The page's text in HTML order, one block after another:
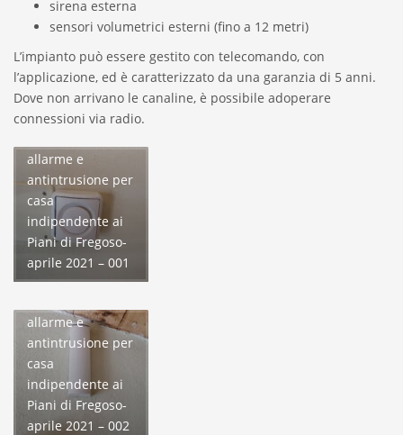
sirena esterna
sensori volumetrici esterni (fino a 12 metri)
L’impianto può essere gestito con telecomando, con
l’applicazione, ed è caratterizzato da una garanzia di 5 anni.
Dove non arrivano le canaline, è possibile adoperare
connessioni via radio.
allarme e
antintrusione per
casa
indipendente ai
Piani di Fregoso-
aprile 2021 – 001
allarme e
antintrusione per
casa
indipendente ai
Piani di Fregoso-
aprile 2021 – 002